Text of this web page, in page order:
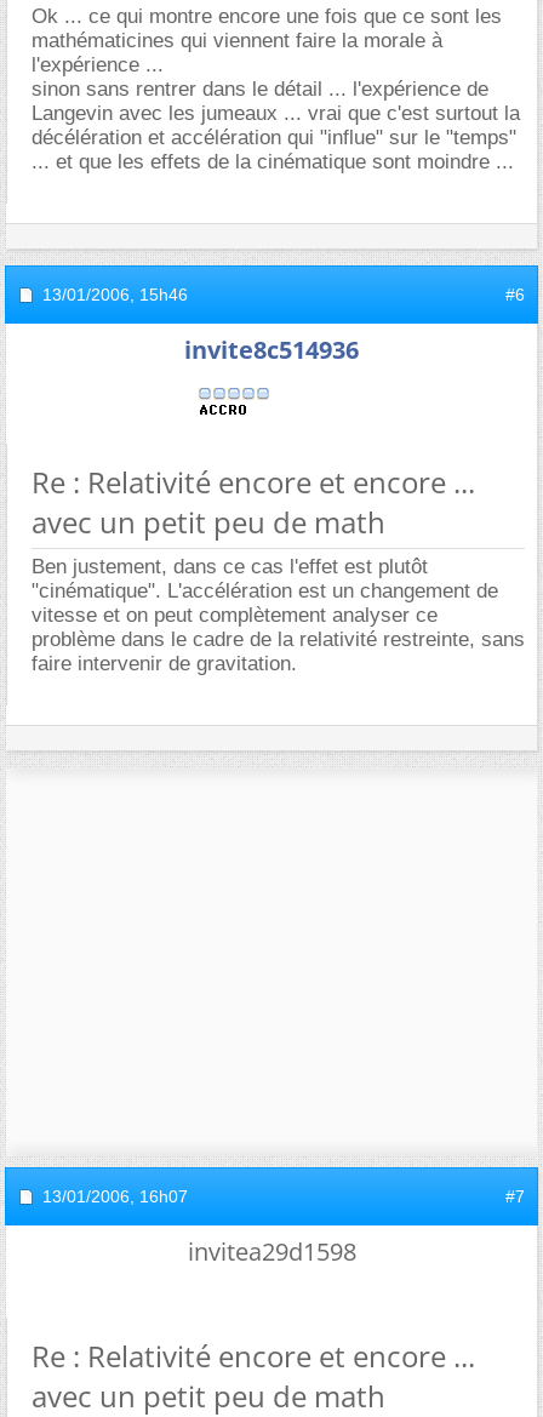
Ok ... ce qui montre encore une fois que ce sont les
mathématicines qui viennent faire la morale à
l'expérience ...
sinon sans rentrer dans le détail ... l'expérience de
Langevin avec les jumeaux ... vrai que c'est surtout la
décélération et accélération qui "influe" sur le "temps"
... et que les effets de la cinématique sont moindre ...
13/01/2006, 15h46 #6
invite8c514936
Re : Relativité encore et encore ...
avec un petit peu de math
Ben justement, dans ce cas l'effet est plutôt
"cinématique". L'accélération est un changement de
vitesse et on peut complètement analyser ce
problème dans le cadre de la relativité restreinte, sans
faire intervenir de gravitation.
13/01/2006, 16h07 #7
invitea29d1598
Re : Relativité encore et encore ...
avec un petit peu de math